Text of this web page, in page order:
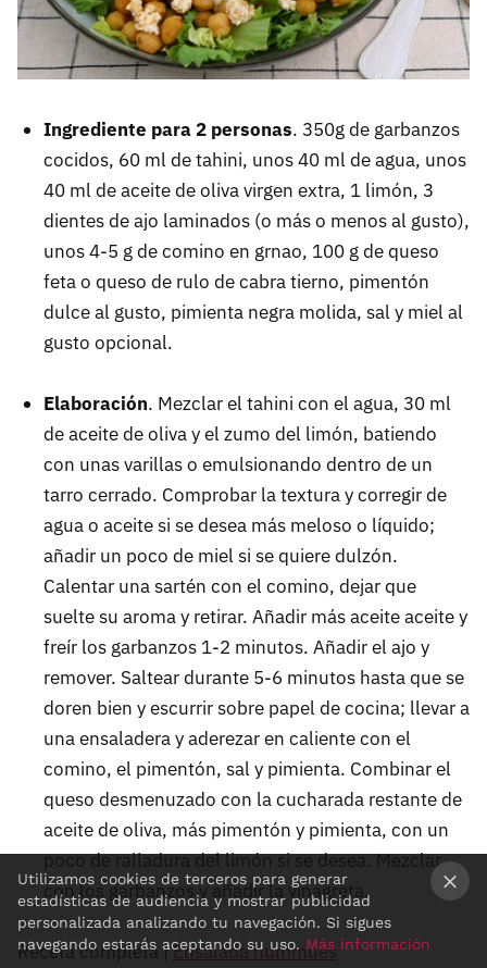
Ingrediente para 2 personas. 350g de garbanzos
cocidos, 60 ml de tahini, unos 40 ml de agua, unos
40 ml de aceite de oliva virgen extra, 1 limón, 3
dientes de ajo laminados (o más o menos al gusto),
unos 4-5 g de comino en grnao, 100 g de queso
feta o queso de rulo de cabra tierno, pimentón
dulce al gusto, pimienta negra molida, sal y miel al
gusto opcional.
Elaboración. Mezclar el tahini con el agua, 30 ml
de aceite de oliva y el zumo del limón, batiendo
con unas varillas o emulsionando dentro de un
tarro cerrado. Comprobar la textura y corregir de
agua o aceite si se desea más meloso o líquido;
añadir un poco de miel si se quiere dulzón.
Calentar una sartén con el comino, dejar que
suelte su aroma y retirar. Añadir más aceite aceite y
freír los garbanzos 1-2 minutos. Añadir el ajo y
remover. Saltear durante 5-6 minutos hasta que se
doren bien y escurrir sobre papel de cocina; llevar a
una ensaladera y aderezar en caliente con el
comino, el pimentón, sal y pimienta. Combinar el
queso desmenuzado con la cucharada restante de
aceite de oliva, más pimentón y pimienta, con un
poco de ralladura del limón si se desea. Mezclar
con los garbanzos y añadir la vinagreta.
Receta completa |Ensalada hummues
Utilizamos cookies de terceros para generar
estadísticas de audiencia y mostrar publicidad
personalizada analizando tu navegación. Si sigues
navegando estarás aceptando su uso. Más información